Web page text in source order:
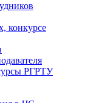
конкурсе
РГРТУ